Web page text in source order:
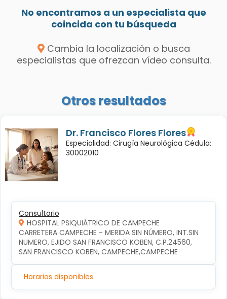
No encontramos a un especialista que
coincida con tu búsqueda
Cambia la localización o busca
especialistas que ofrezcan vídeo consulta.
Otros resultados
Dr. Francisco Flores Flores
Especialidad: Cirugía Neurológica Cédula:
30002010
Consultorio
HOSPITAL PSIQUIÁTRICO DE CAMPECHE
CARRETERA CAMPECHE - MERIDA SIN NÚMERO, INT.SIN
NUMERO, EJIDO SAN FRANCISCO KOBEN, C.P.24560,
SAN FRANCISCO KOBEN, CAMPECHE,CAMPECHE
Horarios disponibles